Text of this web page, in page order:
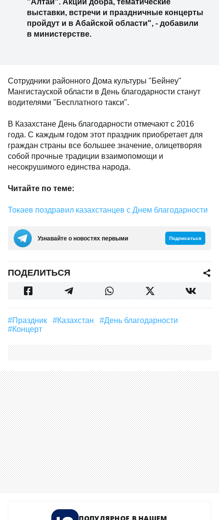
"Алтай". Акции добра, тематические
выставки, встречи и праздничные концерты
пройдут и в Абайской области", - добавили
в министерстве.
Сотрудники районного Дома культуры "Бейнеу"
Мангистауской области в День благодарности станут
водителями "Бесплатного такси".
В Казахстане День благодарности отмечают с 2016
года. С каждым годом этот праздник приобретает для
граждан страны все большее значение, олицетворяя
собой прочные традиции взаимопомощи и
несокрушимого единства народа.
Читайте по теме:
Токаев поздравил казахстанцев с Днем благодарности
Узнавайте о новостях первыми Подписаться
ПОДЕЛИТЬСЯ
#праздник #Казахстан
#День благодарности
#Концерт